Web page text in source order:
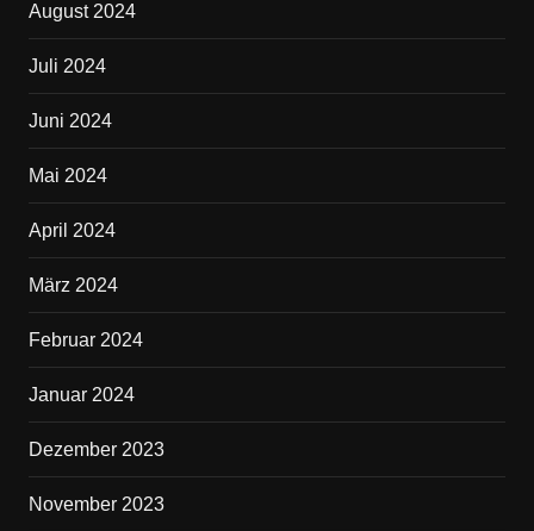
August 2024
Juli 2024
Juni 2024
Mai 2024
April 2024
März 2024
Februar 2024
Januar 2024
Dezember 2023
November 2023